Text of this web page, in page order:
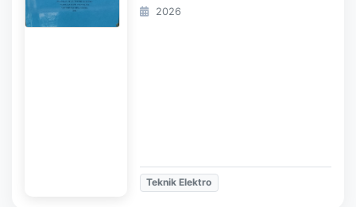
2026
Teknik Elektro